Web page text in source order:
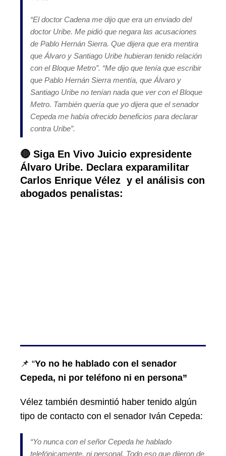
“El doctor Cadena me dijo que era un enviado del
doctor Uribe. Me pidió que negara las acusaciones
de Pablo Hernán Sierra. Que dijera que era mentira
que Álvaro y Santiago Uribe hubieran tenido relación
con el Bloque Metro”. “Me dijo que tenía que escribir
que Pablo Hernán Sierra mentía, que Álvaro y
Santiago Uribe no tenían nada que ver con el Bloque
Metro. También quería que yo dijera que el senador
Cepeda me había ofrecido beneficios para declarar
contra Uribe”.
🔴 Siga En Vivo Juicio expresidente
Álvaro Uribe. Declara exparamilitar
Carlos Enrique Vélez y el análisis con
abogados penalistas:
📌 “Yo no he hablado con el senador
Cepeda, ni por teléfono ni en persona”
Vélez también desmintió haber tenido algún
tipo de contacto con el senador Iván Cepeda:
“Yo nunca con el señor Cepeda he hablado
telefónicamente, ni personal. Todo eso que dijeron de